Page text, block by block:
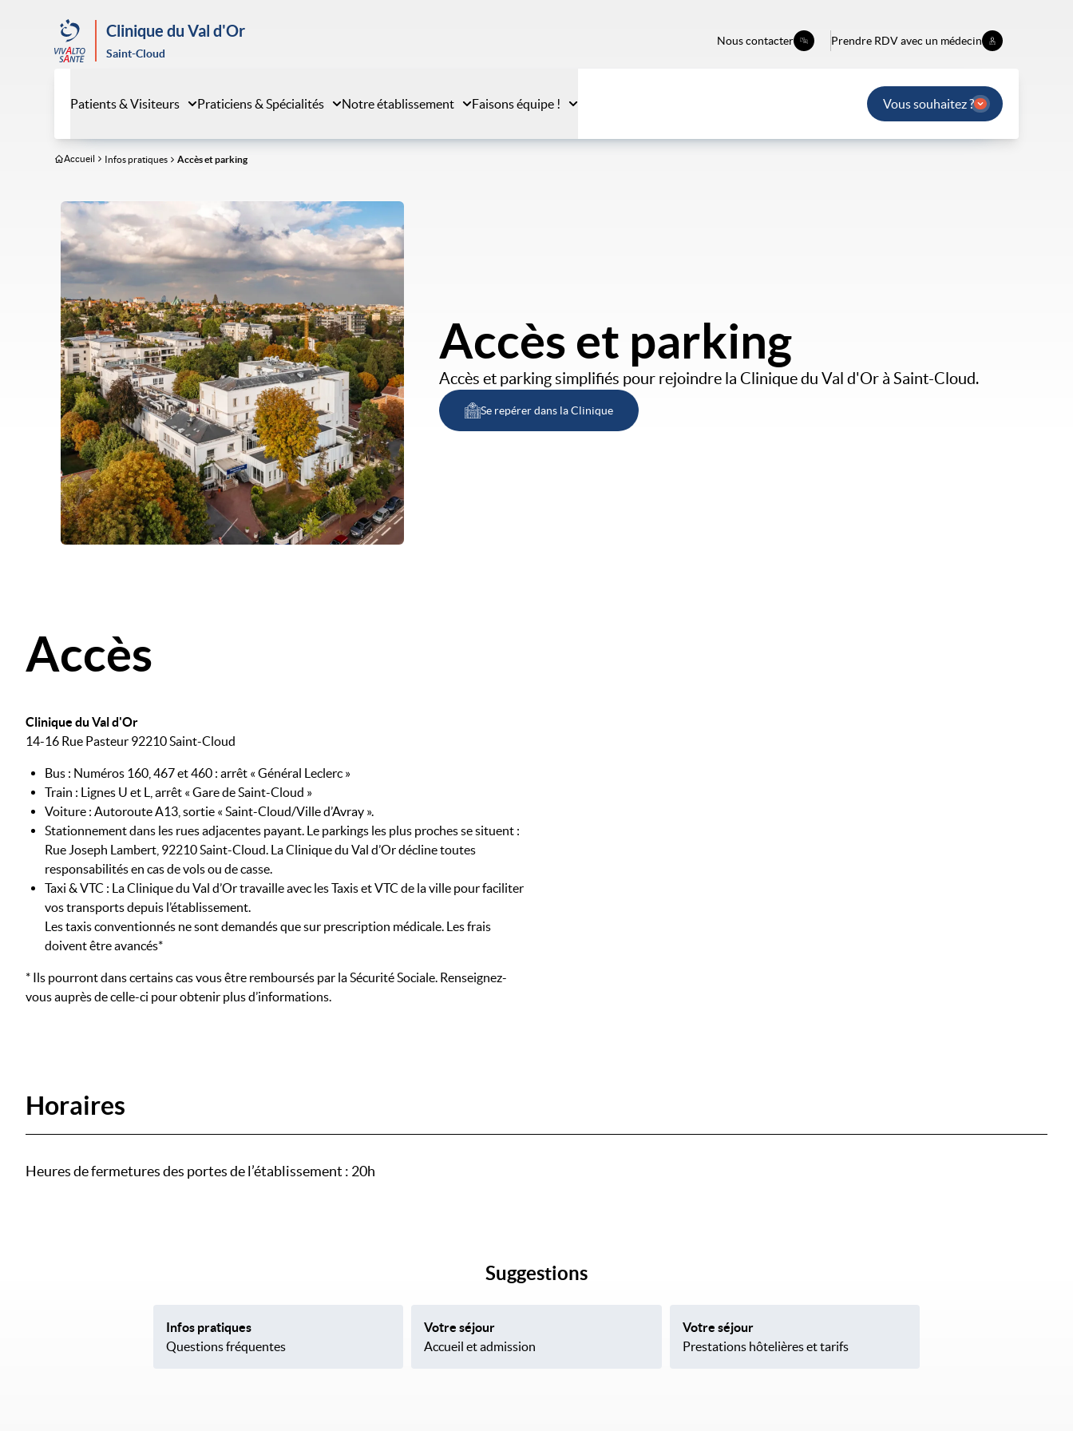
Clinique du Val d'Or
Saint-Cloud
Nous contacter Prendre RDV avec un médecin
Patients & Visiteurs Praticiens & Spécialités Notre établissement Faisons équipe ! Vous souhaitez ?
Accueil Infos pratiques Accès et parking
Image
Accès et parking
Accès et parking simplifiés pour rejoindre la Clinique du Val d'Or à Saint-Cloud.
Se repérer dans la Clinique
Accès
Clinique du Val d'Or
14-16 Rue Pasteur 92210 Saint-Cloud
Bus : Numéros 160, 467 et 460 : arrêt « Général Leclerc »
Train : Lignes U et L, arrêt « Gare de Saint-Cloud »
Voiture : Autoroute A13, sortie « Saint-Cloud/Ville d’Avray ».
Stationnement dans les rues adjacentes payant. Le parkings les plus proches se situent :
Rue Joseph Lambert, 92210 Saint-Cloud. La Clinique du Val d’Or décline toutes
responsabilités en cas de vols ou de casse.
Taxi & VTC : La Clinique du Val d’Or travaille avec les Taxis et VTC de la ville pour faciliter
vos transports depuis l’établissement.
Les taxis conventionnés ne sont demandés que sur prescription médicale. Les frais
doivent être avancés*
* Ils pourront dans certains cas vous être remboursés par la Sécurité Sociale. Renseignez-
vous auprès de celle-ci pour obtenir plus d’informations.
Horaires
Heures de fermetures des portes de l’établissement : 20h
Suggestions
Infos pratiques
Questions fréquentes
Votre séjour
Accueil et admission
Votre séjour
Prestations hôtelières et tarifs